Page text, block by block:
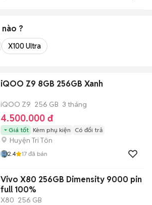
nào ?
X100 Ultra
iQOO Z9 8GB 256GB Xanh
iQOO Z9 256 GB 3 tháng
4.500.000 đ
Giá tốt Kèm phụ kiện Có đổi trả
Huyện Tri Tôn
2.4 17 đã bán
Vivo X80 256GB Dimensity 9000 pin
full 100%
X80 256 GB